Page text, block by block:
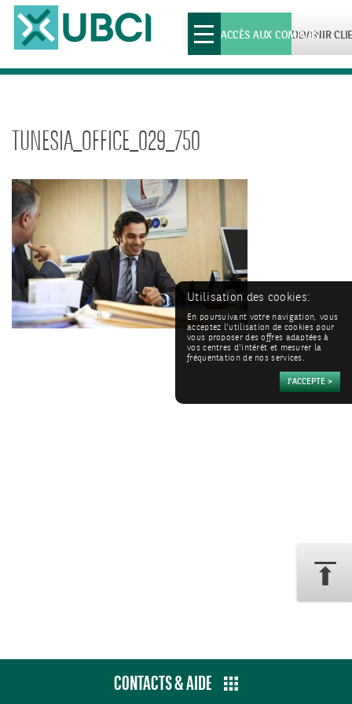
Toggle
navigationDEVENIR
ACCÈS AUX COMPTES
TUNESIA_OFFICE_029_750
CONTACTS & AIDE
Utilisation des cookies:
En poursuivant votre navigation, vous
acceptez l'utilisation de cookies pour
vous proposer des offres adaptées à
vos centres d'intérêt et mesurer la
fréquentation de nos services.